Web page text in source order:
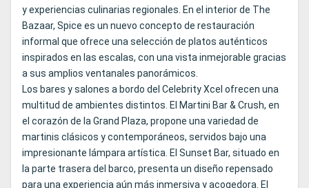
y experiencias culinarias regionales. En el interior de The
Bazaar, Spice es un nuevo concepto de restauración
informal que ofrece una selección de platos auténticos
inspirados en las escalas, con una vista inmejorable gracias
a sus amplios ventanales panorámicos.
Los bares y salones a bordo del Celebrity Xcel ofrecen una
multitud de ambientes distintos. El Martini Bar & Crush, en
el corazón de la Grand Plaza, propone una variedad de
martinis clásicos y contemporáneos, servidos bajo una
impresionante lámpara artística. El Sunset Bar, situado en
la parte trasera del barco, presenta un diseño repensado
para una experiencia aún más inmersiva y acogedora. El